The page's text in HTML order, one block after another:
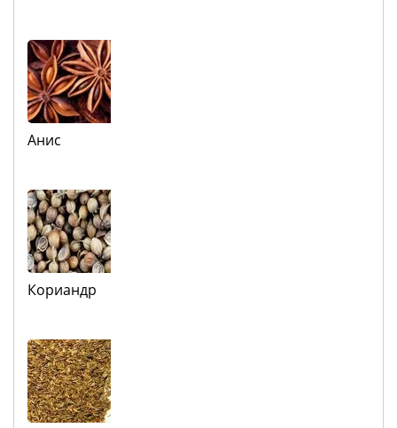
Анис
Кориандр